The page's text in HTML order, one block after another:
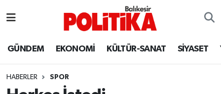
GÜNDEM EKONOMİ KÜLTÜR-SANAT SİYASET
HABERLER SPOR
Ayvalık
Balya
Balıkesir Hava Durumu
Balıkesir Namaz Vakitleri